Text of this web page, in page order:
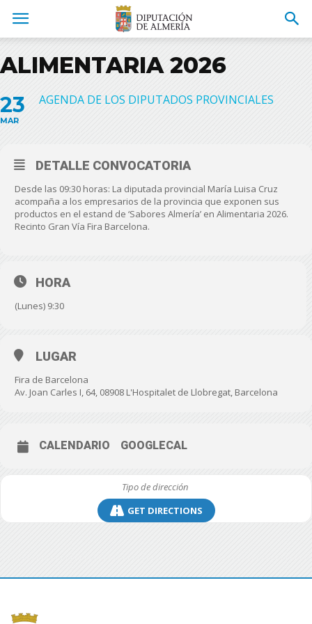
ALIMENTARIA 2026
23
MAR
AGENDA DE LOS DIPUTADOS PROVINCIALES
DETALLE CONVOCATORIA
Desde las 09:30 horas: La diputada provincial María Luisa Cruz
acompaña a los empresarios de la provincia que exponen sus
productos en el estand de ‘Sabores Almería’ en Alimentaria 2026.
Recinto Gran Vía Fira Barcelona.
HORA
(Lunes) 9:30
LUGAR
Fira de Barcelona
Av. Joan Carles I, 64, 08908 L'Hospitalet de Llobregat, Barcelona
CALENDARIO GOOGLECAL
GET DIRECTIONS